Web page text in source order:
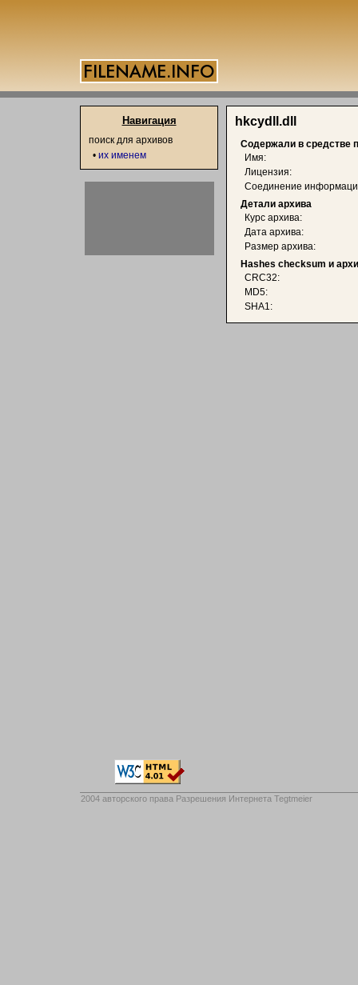
hkcydll.dll
Содержали в средстве
Имя:
Лицензия:
Соединение
Детали архива
Курс архива:
Дата архива:
Размер архива:
Hashes checksum и
CRC32:
MD5:
SHA1:
Навигация
поиск для архивов
• их именем
2004 авторского права Разрешения Интернета Tegtmeier